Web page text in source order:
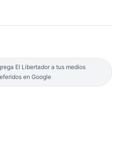
El Libertador a tus medios
en Google